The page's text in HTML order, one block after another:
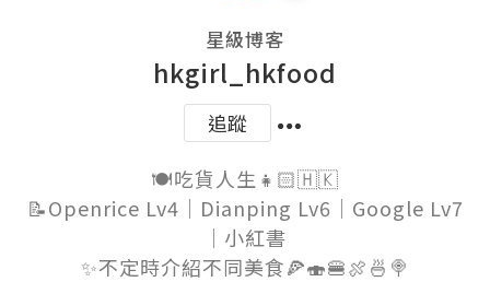
星級博客
hkgirl_hkfood
追蹤
🍽吃貨人生👧🏻🇭🇰
📝Openrice Lv4｜Dianping Lv6｜Google Lv7
｜小紅書
✨不定時介紹不同美食🍕🍣🍔🍖🍜🍭